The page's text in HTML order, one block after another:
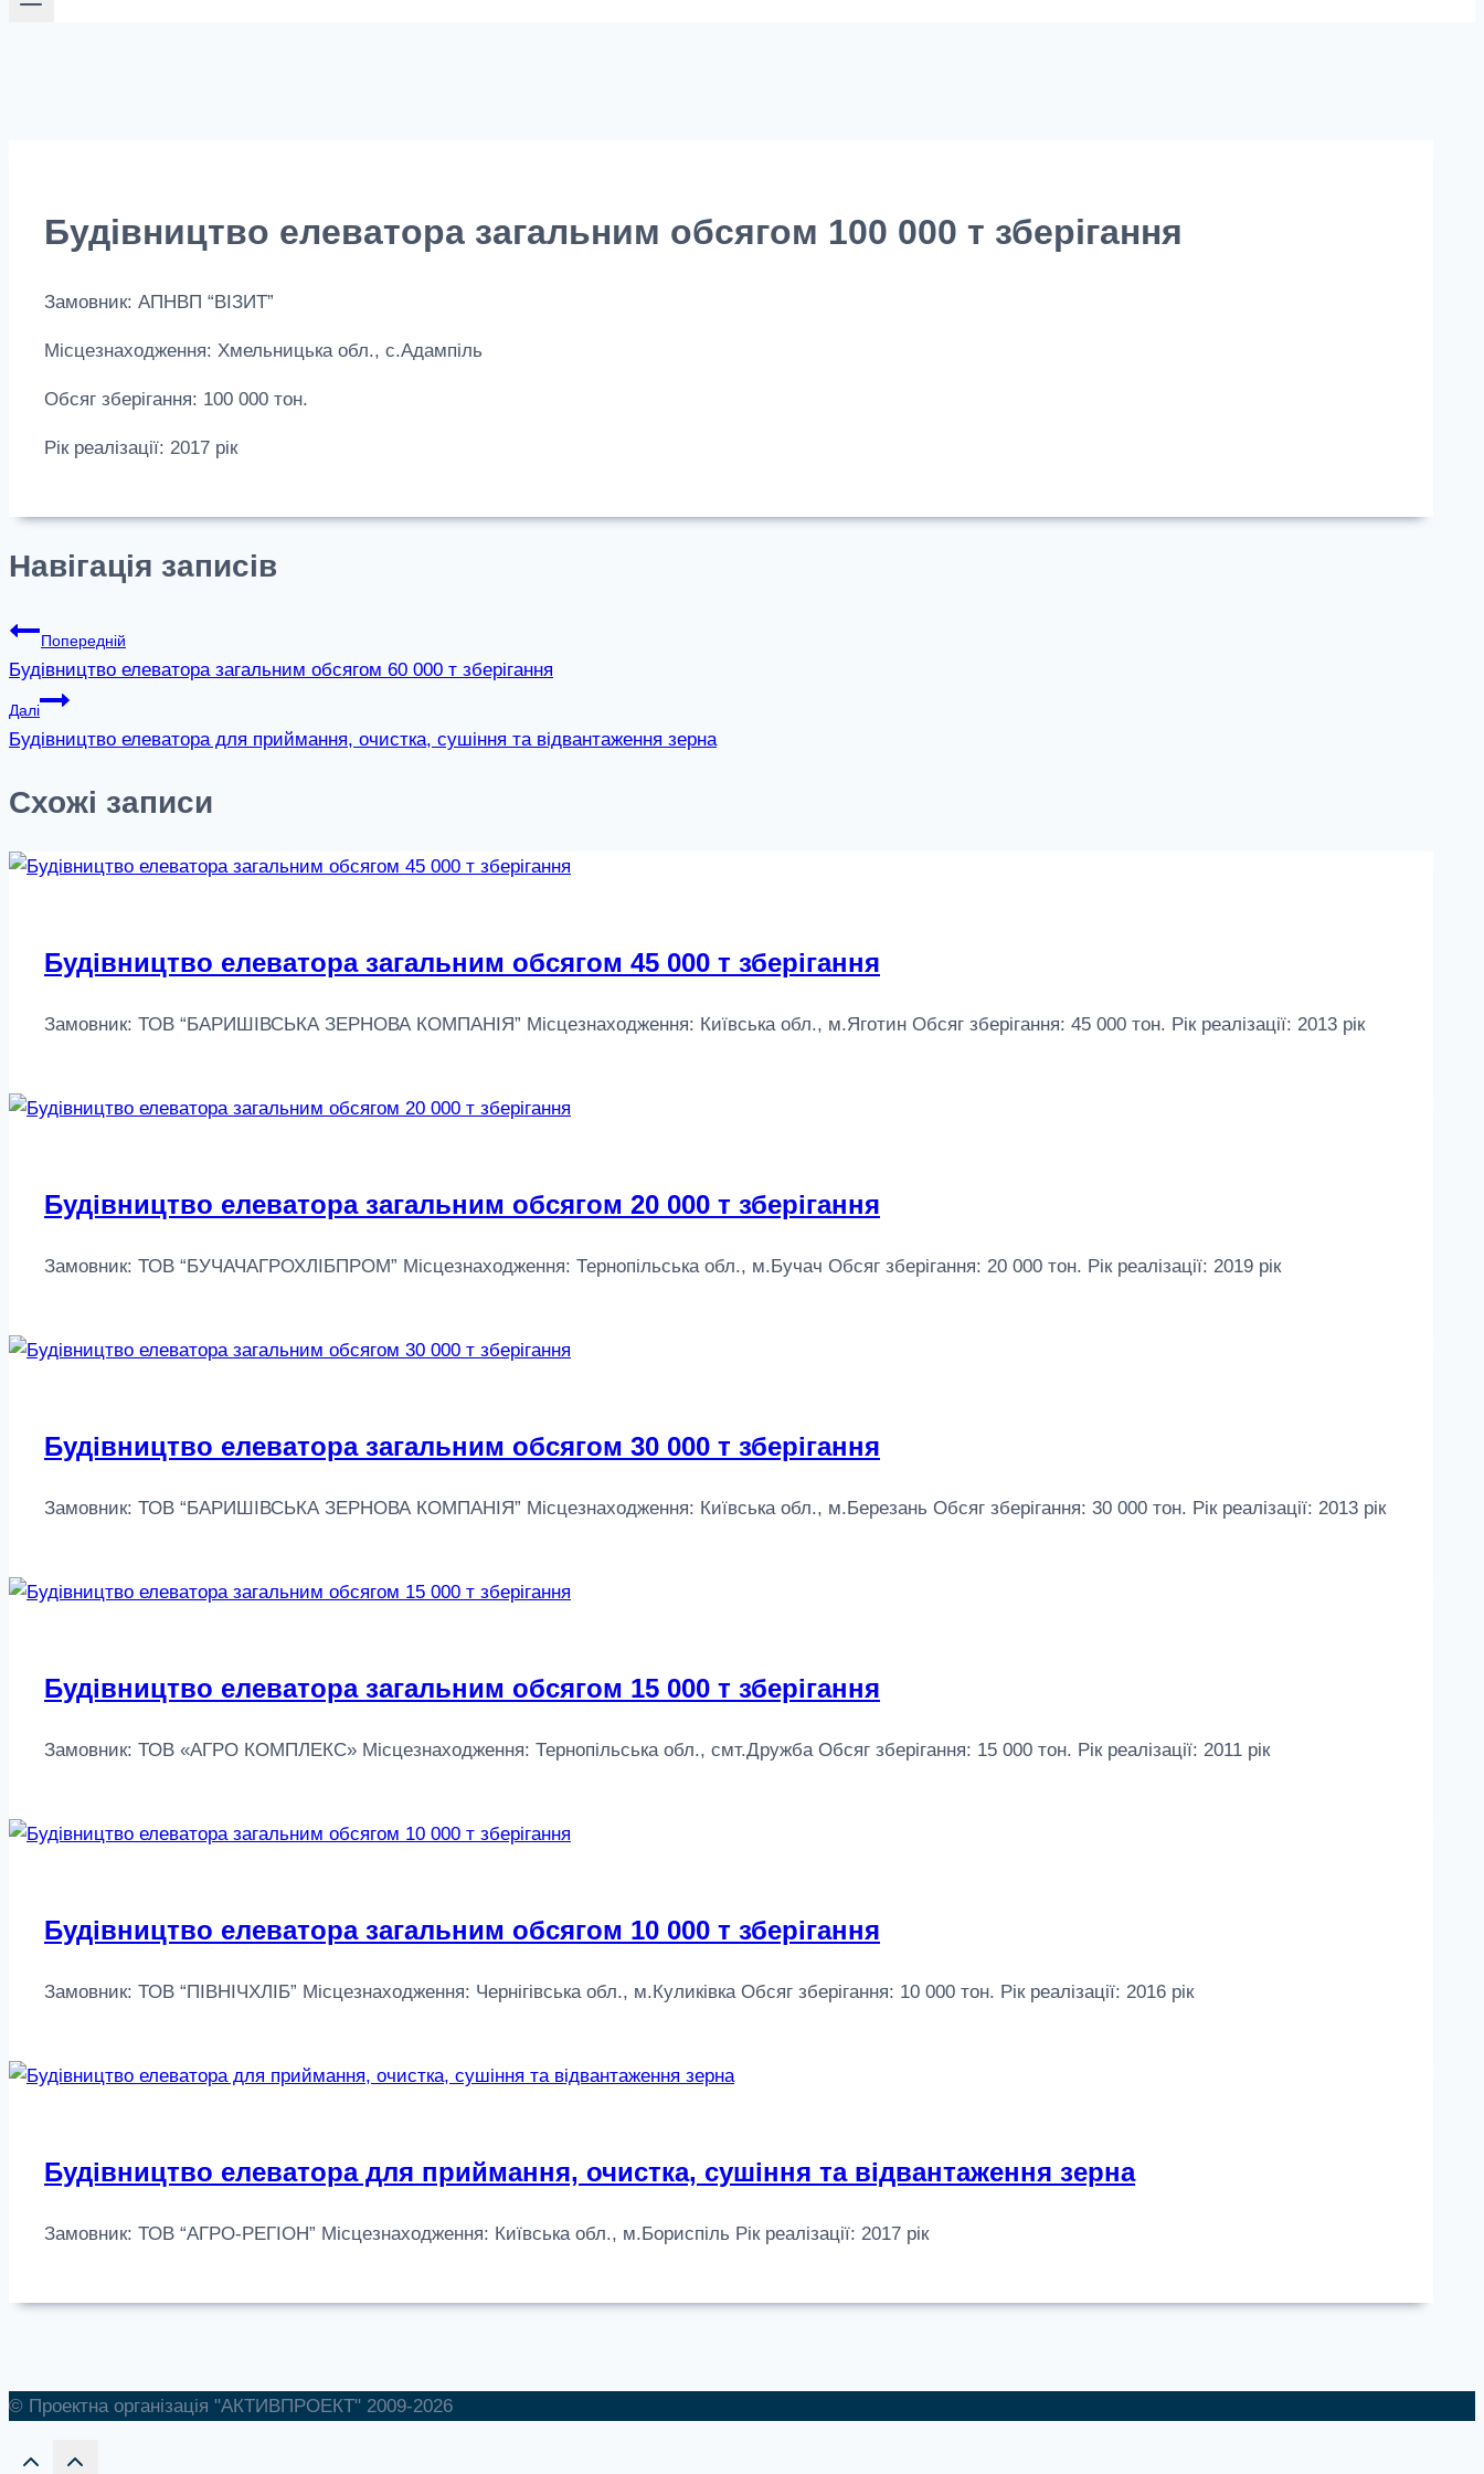
Будівництво елеватора загальним обсягом 100 000 т зберігання
Замовник: АПНВП “ВІЗИТ”
Місцезнаходження: Хмельницька обл., с.Адампіль
Обсяг зберігання: 100 000 тон.
Рік реалізації: 2017 рік
Навігація записів
Попередній
Будівництво елеватора загальним обсягом 60 000 т зберігання
Далі
Будівництво елеватора для приймання, очистка, сушіння та відвантаження зерна
Схожі записи
Будівництво елеватора загальним обсягом 45 000 т зберігання
Замовник: ТОВ “БАРИШІВСЬКА ЗЕРНОВА КОМПАНІЯ” Місцезнаходження: Київська обл., м.Яготин Обсяг зберігання: 45 000 тон. Рік реалізації: 2013 рік
Будівництво елеватора загальним обсягом 20 000 т зберігання
Замовник: ТОВ “БУЧАЧАГРОХЛІБПРОМ” Місцезнаходження: Тернопільська обл., м.Бучач Обсяг зберігання: 20 000 тон. Рік реалізації: 2019 рік
Будівництво елеватора загальним обсягом 30 000 т зберігання
Замовник: ТОВ “БАРИШІВСЬКА ЗЕРНОВА КОМПАНІЯ” Місцезнаходження: Київська обл., м.Березань Обсяг зберігання: 30 000 тон. Рік реалізації: 2013 рік
Будівництво елеватора загальним обсягом 15 000 т зберігання
Замовник: ТОВ «АГРО КОМПЛЕКС» Місцезнаходження: Тернопільська обл., смт.Дружба Обсяг зберігання: 15 000 тон. Рік реалізації: 2011 рік
Будівництво елеватора загальним обсягом 10 000 т зберігання
Замовник: ТОВ “ПІВНІЧХЛІБ” Місцезнаходження: Чернігівська обл., м.Куликівка Обсяг зберігання: 10 000 тон. Рік реалізації: 2016 рік
Будівництво елеватора для приймання, очистка, сушіння та відвантаження зерна
Замовник: ТОВ “АГРО-РЕГІОН” Місцезнаходження: Київська обл., м.Бориспіль Рік реалізації: 2017 рік
© Проектна організація "АКТИВПРОЕКТ" 2009-2026